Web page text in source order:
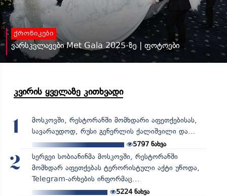
ქრონიკები
ვარსკვლავები Met Gala 2025-ზე | ფოტოები
კვირის ყველაზე კითხვადი
1
მოსკოვში, რესტორანში მომხდარი აფეთქებისას,
სავარაუდოდ, რუსი გენერლის ქალიშვილი და...
5797 ნახვა
2
სერგეი სობიანინმა მოსკოვში, რესტორანში
მომხდარ აფეთქებას ტერორისტული აქტი უწოდა,
Telegram-არხების ინფორმაც...
5224ნახვა